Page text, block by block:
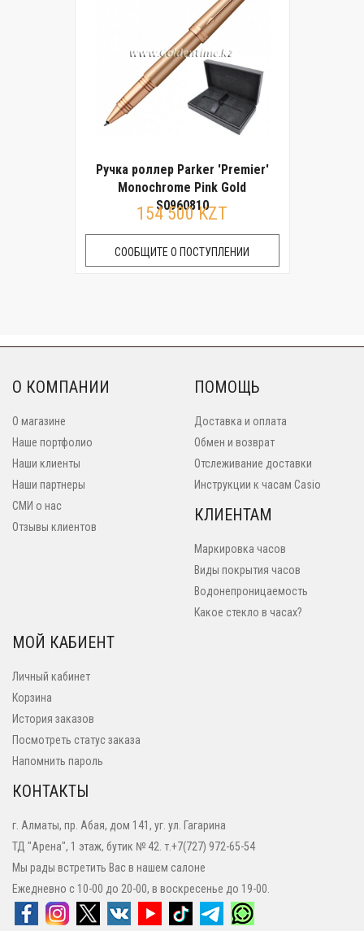
Ручка роллер Parker 'Premier'
Monochrome Pink Gold
S0960810
154 500 KZT
СООБЩИТЕ О ПОСТУПЛЕНИИ
О КОМПАНИИ
О магазине
Наше портфолио
Наши клиенты
Наши партнеры
СМИ о нас
Отзывы клиентов
ПОМОЩЬ
Доставка и оплата
Обмен и возврат
Отслеживание доставки
Инструкции к часам Casio
КЛИЕНТАМ
Маркировка часов
Виды покрытия часов
Водонепроницаемость
Какое стекло в часах?
МОЙ КАБИЕНТ
Личный кабинет
Корзина
История заказов
Посмотреть статус заказа
Напомнить пароль
КОНТАКТЫ
г. Алматы, пр. Абая, дом 141, уг. ул. Гагарина
ТД "Арена", 1 этаж, бутик № 42. т.+7(727) 972-65-54
Мы рады встретить Вас в нашем салоне
Ежедневно с 10-00 до 20-00, в воскресенье до 19-00.